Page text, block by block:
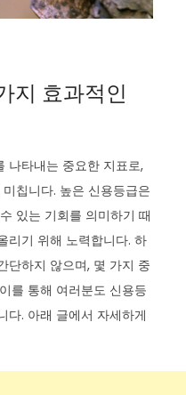
지 효과적인
나타내는 중요한 지표로,
칩니다. 높은 신용등급은
있는 기회를 의미하기 때
리기 위해 노력합니다. 하
단하지 않으며, 몇 가지 중
를 통해 여러분도 신용등
다. 아래 글에서 자세하게